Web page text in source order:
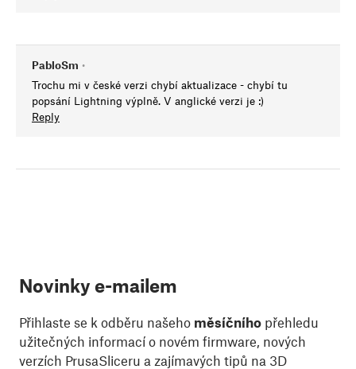
PabloSm •
Trochu mi v české verzi chybí aktualizace - chybí tu
popsání Lightning výplně. V anglické verzi je :)
Reply
Novinky e-mailem
Přihlaste se k odběru našeho měsíčního přehledu
užitečných informací o novém firmware, nových
verzích PrusaSliceru a zajímavých tipů na 3D